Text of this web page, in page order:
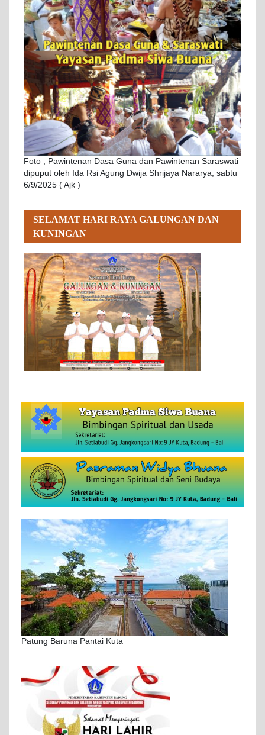
Foto ; Pawintenan Dasa Guna dan Pawintenan Saraswati
dipuput oleh Ida Rsi Agung Dwija Shrijaya Nararya, sabtu
6/9/2025 ( Ajk )
SELAMAT HARI RAYA GALUNGAN DAN
KUNINGAN
Patung Baruna Pantai Kuta